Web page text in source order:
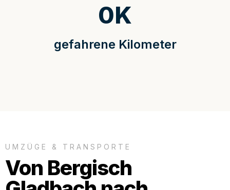
gefahrene Kilometer
0K
UMZÜGE & TRANSPORTE
Von Bergisch